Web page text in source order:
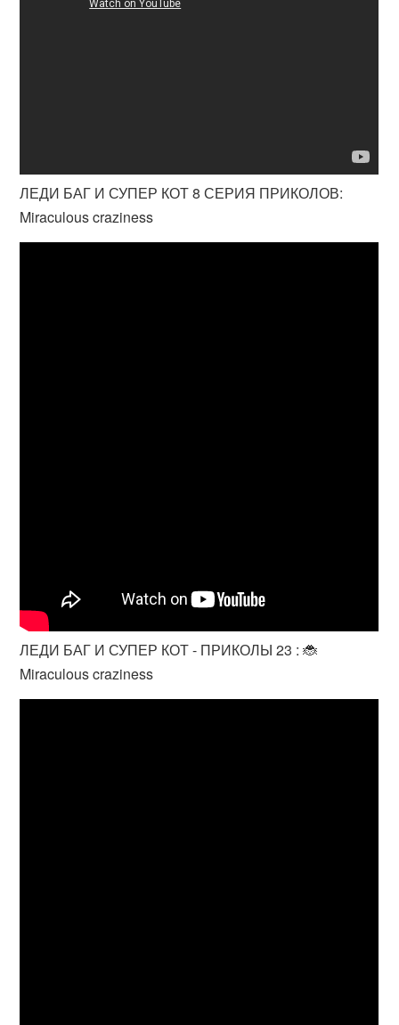
ЛЕДИ БАГ И СУПЕР КОТ 8 СЕРИЯ ПРИКОЛОВ:
Miraculous craziness
ЛЕДИ БАГ И СУПЕР КОТ - ПРИКОЛЫ 23 : 🐞
Miraculous craziness